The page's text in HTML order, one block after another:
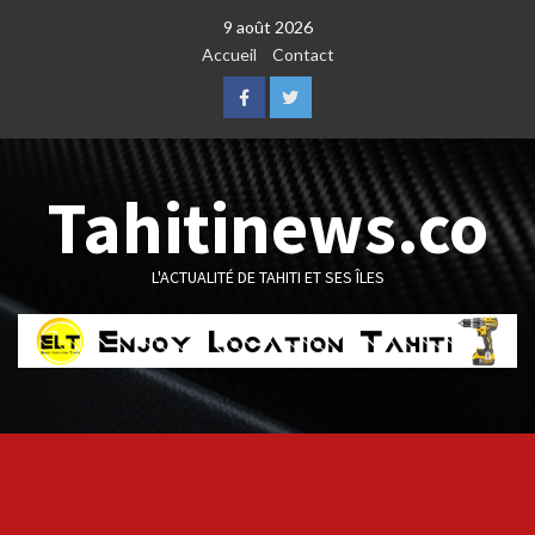
9 août 2026
Accueil
Contact
FacebookTwitter
Tahitinews.co
L'ACTUALITÉ DE TAHITI ET SES ÎLES